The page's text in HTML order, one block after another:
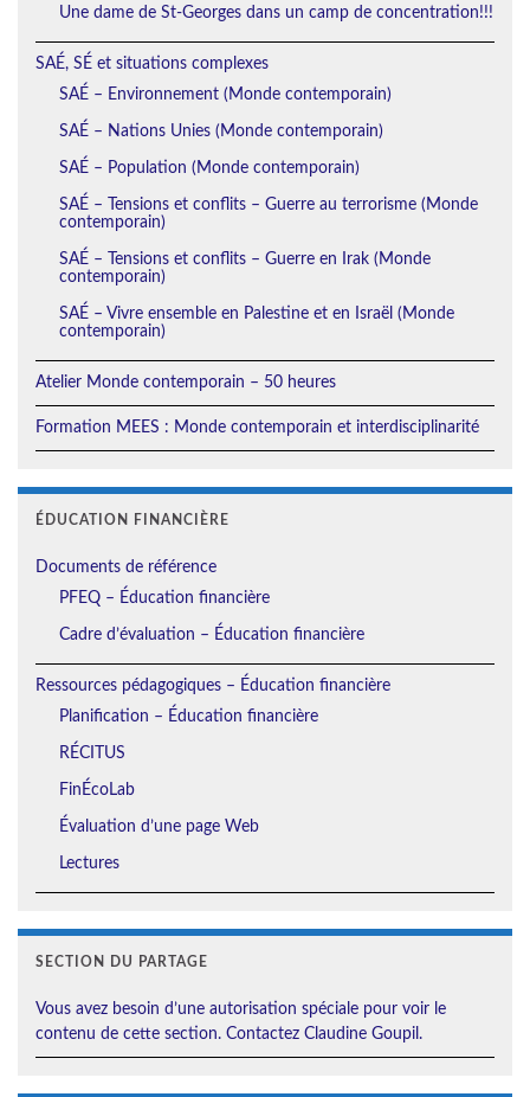
Une dame de St-Georges dans un camp de concentration!!!
SAÉ, SÉ et situations complexes
SAÉ – Environnement (Monde contemporain)
SAÉ – Nations Unies (Monde contemporain)
SAÉ – Population (Monde contemporain)
SAÉ – Tensions et conflits – Guerre au terrorisme (Monde
contemporain)
SAÉ – Tensions et conflits – Guerre en Irak (Monde
contemporain)
SAÉ – Vivre ensemble en Palestine et en Israël (Monde
contemporain)
Atelier Monde contemporain – 50 heures
Formation MEES : Monde contemporain et interdisciplinarité
ÉDUCATION FINANCIÈRE
Documents de référence
PFEQ – Éducation financière
Cadre d’évaluation – Éducation financière
Ressources pédagogiques – Éducation financière
Planification – Éducation financière
RÉCITUS
FinÉcoLab
Évaluation d’une page Web
Lectures
SECTION DU PARTAGE
Vous avez besoin d’une autorisation spéciale pour voir le
contenu de cette section. Contactez Claudine Goupil.